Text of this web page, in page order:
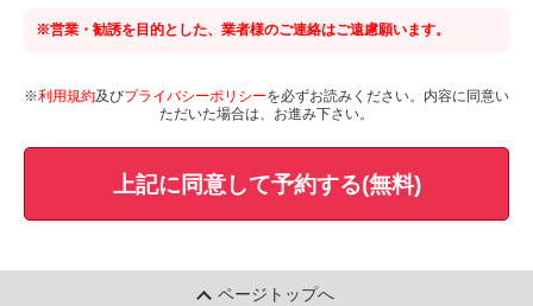
※営業・勧誘を目的とした、業者様のご連絡はご遠慮願います。
※利用規約及びプライバシーポリシーを必ずお読みください。内容に同意い
ただいた場合は、お進み下さい。
上記に同意して予約する(無料)
ページトップへ